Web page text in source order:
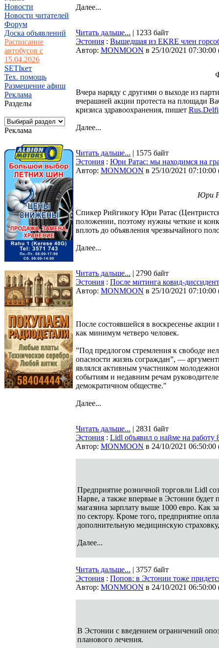
Новости
Новости читателей
Форум
Доска объявлений
Расписание
автобусов с
15.04.2026
SETIкет
Тех. помощь
Размещение афиш
Реклама
Разделы
Реклама
Далее...
Читать дальше... | 1233 байт
Эстония : Вышедшая из EKRE член
Автор: MONMOON в 25/10/2021 07:30:00
Вчера наряду с другими о выходе из
вчерашней акции протеста на площади
кризиса здравоохранения, пишет Rus.Delfi
Далее...
Читать дальше... | 1575 байт
Эстония : Юри Ратас: мы находимся на
Автор: MONMOON в 25/10/2021 07:10:00
Юри
Спикер Рийгикогу Юри Ратас
положении, поэтому нужны четкие и
вплоть до объявления чрезвычайного
Далее...
Читать дальше... | 2790 байт
Эстония : После митинга ковид-
Автор: MONMOON в 25/10/2021 07:10:00
После состоявшейся в воскресенье
как минимум четверо человек.
”Под предлогом стремления к свободе
опасности жизнь сограждан”, —
являлся активным участником
событиям и недавним речам
демократичном обществе."
Далее...
Читать дальше... | 2831 байт
Эстония : Lidl объявил о найме на работу
Автор: MONMOON в 24/10/2021 06:50:00
Предприятие розничной торговли Lidl
Нарве, а также впервые в Эстонии будет
магазина зарплату выше 1000 евро. Как
по сектору. Кроме того, предприятие
дополнительную медицинскую
Далее...
Читать дальше... | 3757 байт
Эстония : Попов: в Эстонии тоже
Автор: MONMOON в 24/10/2021 06:50:00
В Эстонии с введением ограничений
планового лечения.